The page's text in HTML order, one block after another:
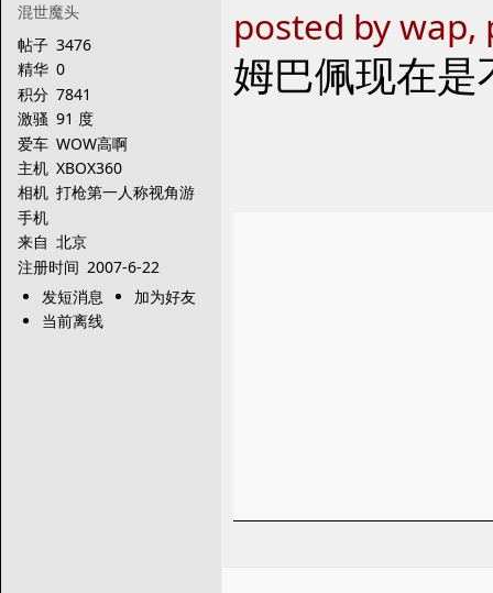
混世魔头
帖子 3476
精华 0
积分 7841
激骚 91 度
爱车 WOW高啊
主机 XBOX360
相机 打枪第一人称视角游
手机
来自 北京
注册时间 2007-6-22
发短消息
加为好友
当前离线
posted by
姆巴佩现在